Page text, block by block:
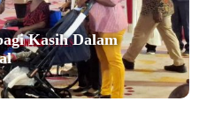
Kasih Dalam